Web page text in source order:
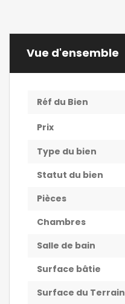
Vue d'ensemble
Réf du Bien
Prix
Type du bien
Statut du bien
Pièces
Chambres
Salle de bain
Surface bâtie
Surface du Terrain